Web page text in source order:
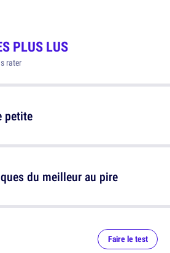
PLUS LUS
rater
petite
du meilleur au pire
Faire le test